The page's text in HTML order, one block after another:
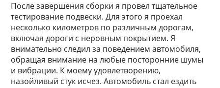
После завершения сборки я провел тщательное
тестирование подвески. Для этого я проехал
несколько километров по различным дорогам,
включая дороги с неровным покрытием. Я
внимательно следил за поведением автомобиля,
обращая внимание на любые посторонние шумы
и вибрации. К моему удовлетворению,
назойливый стук исчез. Автомобиль стал ездить